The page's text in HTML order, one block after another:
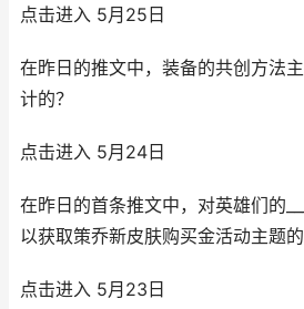
点击进入 5月25日
在昨日的推文中，装备的共创方法
计的？
点击进入 5月24日
在昨日的首条推文中，对英雄们的
以获取策乔新皮肤购买金活动主题
点击进入 5月23日